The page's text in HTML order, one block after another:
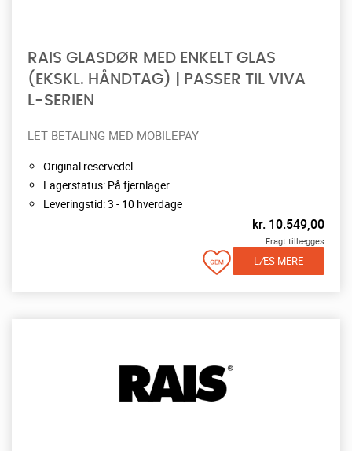
RAIS GLASDØR MED ENKELT GLAS
(EKSKL. HÅNDTAG) | PASSER TIL VIVA
L-SERIEN
LET BETALING MED MOBILEPAY
Original reservedel
Lagerstatus: På fjernlager
Leveringstid: 3 - 10 hverdage
kr. 10.549,00
Fragt tillægges
LÆS MERE